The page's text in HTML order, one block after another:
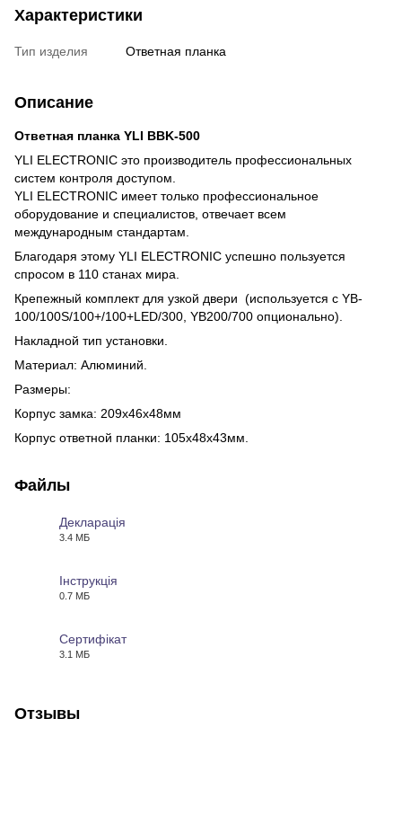
Характеристики
Тип изделия Ответная планка
Описание
Ответная планка YLI BBK-500
YLI ELECTRONIC это производитель профессиональных
систем контроля доступом.
YLI ELECTRONIC имеет только профессиональное
оборудование и специалистов, отвечает всем
международным стандартам.
Благодаря этому YLI ELECTRONIC успешно пользуется
спросом в 110 станах мира.
Крепежный комплект для узкой двери (используется с YB-
100/100S/100+/100+LED/300, YB200/700 опционально).
Накладной тип установки.
Материал: Алюминий.
Размеры:
Корпус замка: 209х46х48мм
Корпус ответной планки: 105х48х43мм.
Файлы
Декларація
3.4 МБ
Інструкція
0.7 МБ
Сертифікат
3.1 МБ
Отзывы